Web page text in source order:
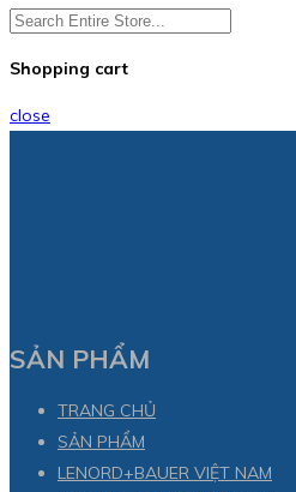
Shopping cart
close
SẢN PHẨM
TRANG CHỦ
SẢN PHẨM
LENORD+BAUER VIỆT NAM